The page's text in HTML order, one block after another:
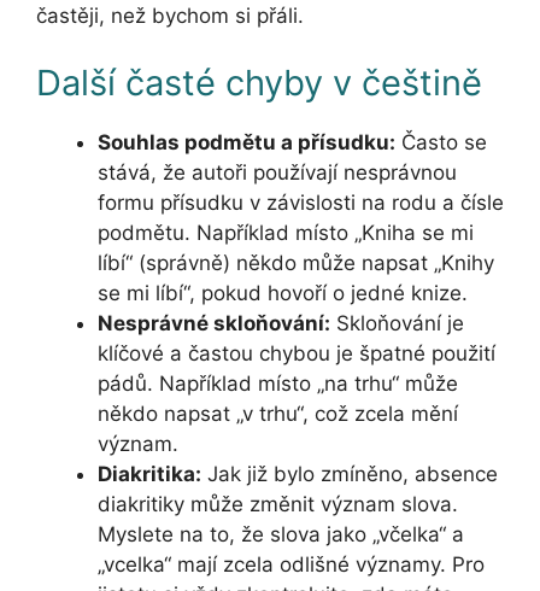
častěji, než bychom si přáli.
Další časté chyby v češtině
Souhlas podmětu a přísudku: Často se
stává, že autoři používají nesprávnou
formu přísudku v závislosti na rodu a čísle
podmětu. Například místo „Kniha se mi
líbí“ (správně) někdo může napsat „Knihy
se mi líbí“, pokud hovoří o jedné knize.
Nesprávné skloňování: Skloňování je
klíčové a častou chybou je špatné použití
pádů. Například místo „na trhu“ může
někdo napsat „v trhu“, což zcela mění
význam.
Diakritika: Jak již bylo zmíněno, absence
diakritiky může změnit význam slova.
Myslete na to, že slova jako „včelka“ a
„vcelka“ mají zcela odlišné významy. Pro